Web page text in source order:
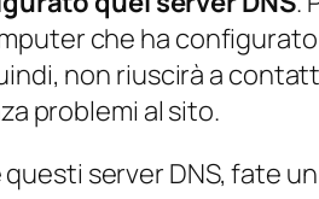
che ha
non riuscirà a
problemi al sito.
server DNS, fate